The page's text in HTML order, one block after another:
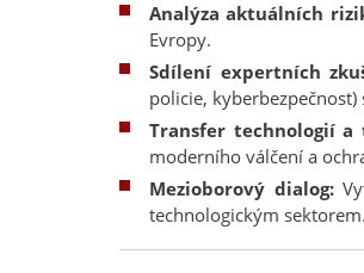
Analýza aktuálních
Evropy.
Sdílení expertních
policie,
Transfer technologií a
moderního válčení a
Mezioborový dialog:
technologickým sektorem.